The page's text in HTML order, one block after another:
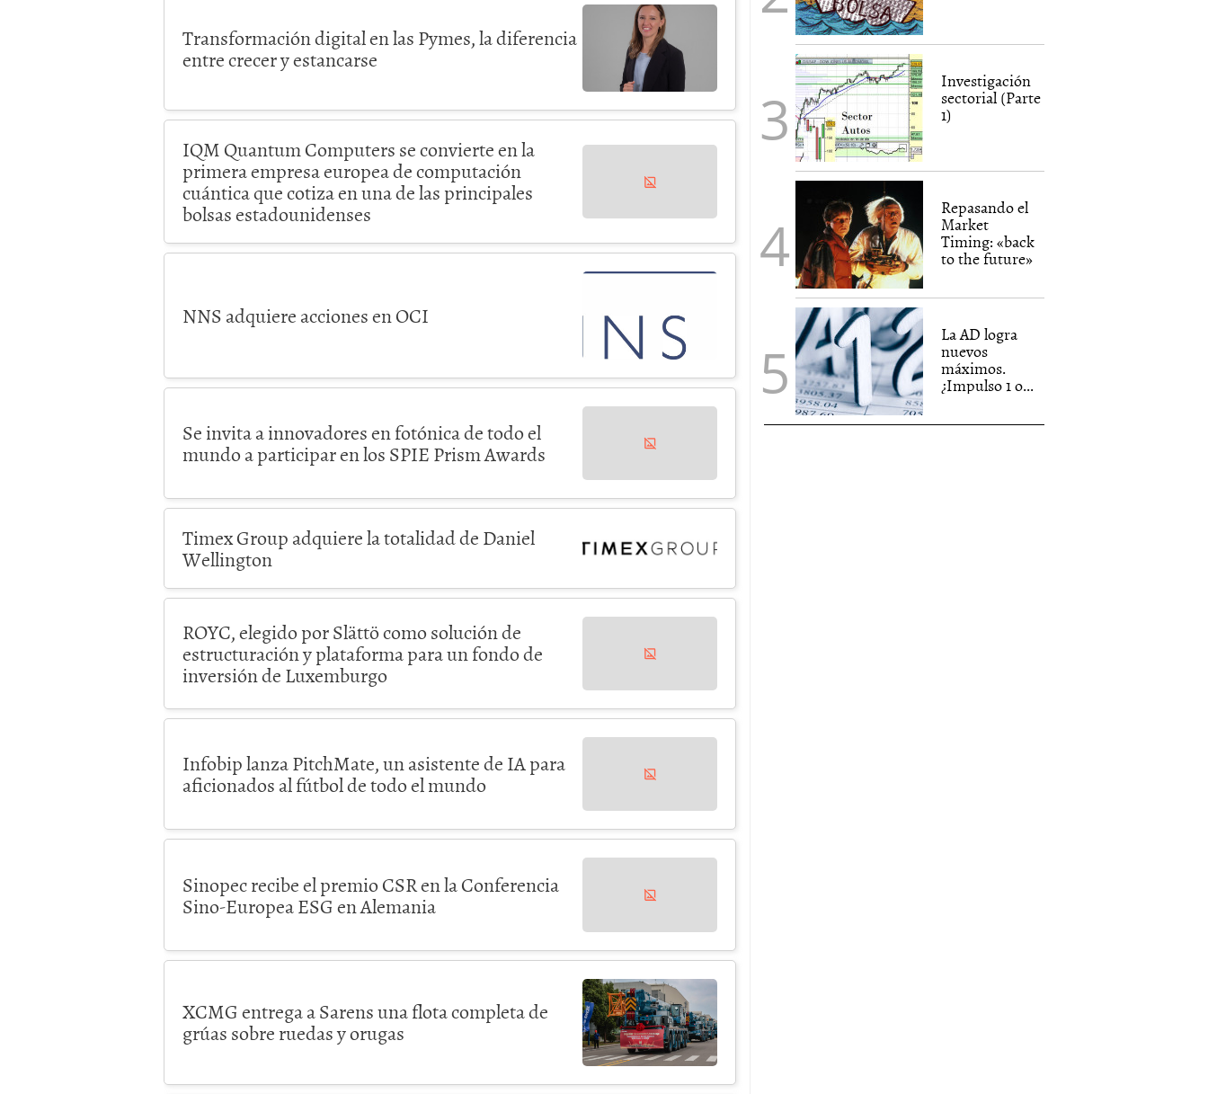
Transformación digital en las Pymes, la diferencia
entre crecer y estancarse
IQM Quantum Computers se convierte en la
primera empresa europea de computación
cuántica que cotiza en una de las principales
bolsas estadounidenses
NNS adquiere acciones en OCI
Se invita a innovadores en fotónica de todo el
mundo a participar en los SPIE Prism Awards
Timex Group adquiere la totalidad de Daniel
Wellington
ROYC, elegido por Slättö como solución de
estructuración y plataforma para un fondo de
inversión de Luxemburgo
Infobip lanza PitchMate, un asistente de IA para
aficionados al fútbol de todo el mundo
Sinopec recibe el premio CSR en la Conferencia
Sino-Europea ESG en Alemania
XCMG entrega a Sarens una flota completa de
grúas sobre ruedas y orugas
Investigación
sectorial (Parte
1)
Repasando el
Market
Timing: «back
to the future»
La AD logra
nuevos
máximos.
¿Impulso 1 o...